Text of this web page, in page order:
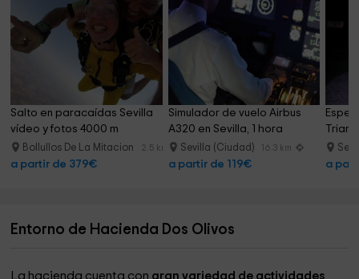
Salto en paracaídas Sevilla
vídeo y fotos 4000 m
Bollullos De La Mitacion 2.5 km
a partir de 379€
Simulador de vuelo Airbus
A320 en Sevilla, 1 hora
Sevilla (Ciudad) 16.3 km
a partir de 119€ a
Entorno de Hacienda Dos Olivos
La hacienda cuenta con gran variedad de actividades